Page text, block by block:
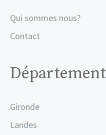
Qui sommes nous?
Contact
Département
Gironde
Landes